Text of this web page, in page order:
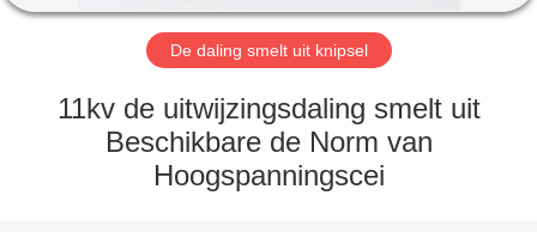
FABRIEKSREIS
KWALITEITSCONTROLE
CONTACTEER
De daling smelt uit knipsel
11kv de uitwijzingsdaling smelt uit
Beschikbare de Norm van
Hoogspanningscei